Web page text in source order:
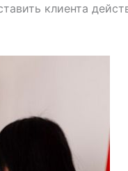
клиента